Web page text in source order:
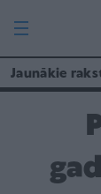
Jaunākie